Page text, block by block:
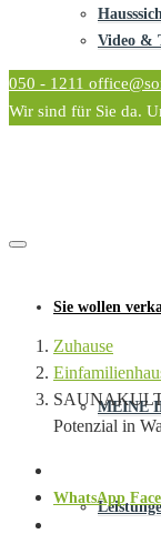
Video &
050 - 1211
Wir sind für Sie da.
Sie wollen
MEINE
Zuhause
SAUNAKULT
Potenzial in
WhatsApp